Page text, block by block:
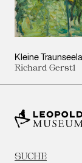
Kleine
Richard Gerstl
SUCHE